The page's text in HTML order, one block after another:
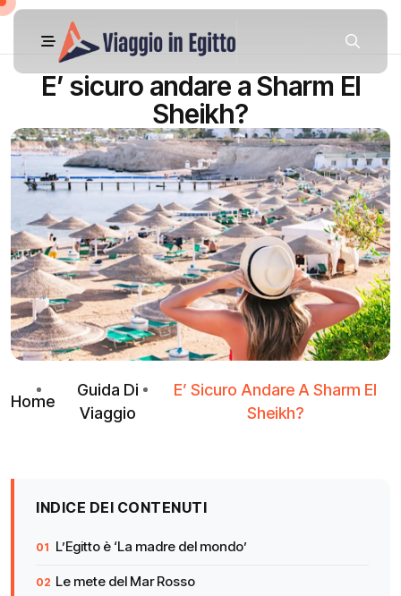
E’ sicuro andare a Sharm El
Sheikh?
Home
Guida Di
Viaggio
E’ Sicuro Andare A Sharm El
Sheikh?
INDICE DEI CONTENUTI
L’Egitto è ‘La madre del mondo’
Le mete del Mar Rosso